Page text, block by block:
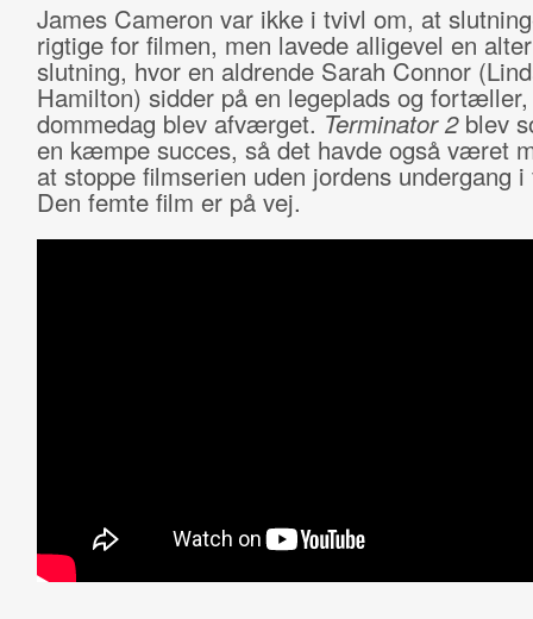
James Cameron var ikke i tvivl om, at
rigtige for filmen, men lavede alligevel en
slutning, hvor en aldrende Sarah Connor
Hamilton) sidder på en legeplads og
dommedag blev afværget. Terminator 2blev
en kæmpe succes, så det havde også været
at stoppe filmserien uden jordens undergang
Den femte film er på vej.